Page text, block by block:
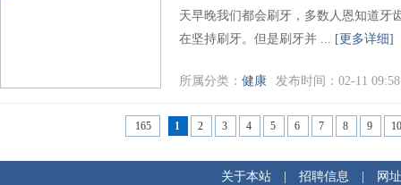
天早晚我们都会刷牙，多数人恩知道牙
在坚持刷牙。但是刷牙并 ... [更多详细]
所属分类： 健康 发布时间：02-11
165 1 2 3 4 5 6 7 8 9
关于本站 招聘信息 网